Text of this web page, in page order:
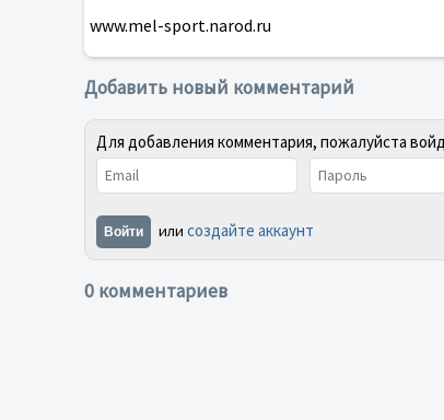
www.mel-sport.narod.ru
Добавить новый комментарий
Для добавления комментария, пожалуйста
Войти или создайте аккаунт
0 комментариев